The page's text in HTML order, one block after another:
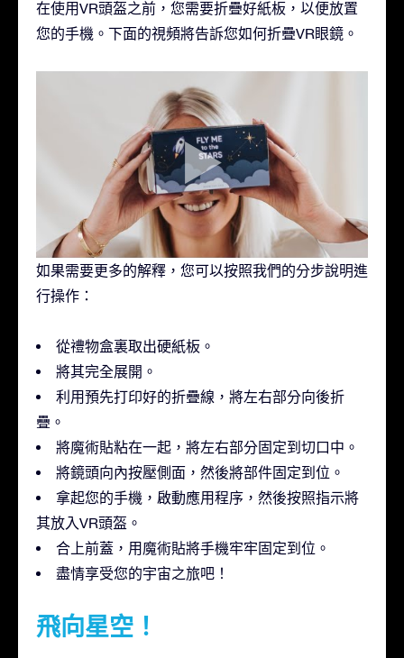
在使用VR頭盔之前，您需要折疊好紙板，以便放置
您的手機。下面的視頻將告訴您如何折疊VR眼鏡。
如果需要更多的解釋，您可以按照我們的分步說明進
行操作：
從禮物盒裏取出硬紙板。
將其完全展開。
利用預先打印好的折疊線，將左右部分向後折
疊。
將魔術貼粘在一起，將左右部分固定到切口中。
將鏡頭向內按壓側面，然後將部件固定到位。
拿起您的手機，啟動應用程序，然後按照指示將
其放入VR頭盔。
合上前蓋，用魔術貼將手機牢牢固定到位。
盡情享受您的宇宙之旅吧！
飛向星空！